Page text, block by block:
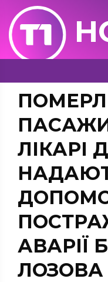
ЛІКАРІ
АВАРІЇ
ЛОЗОВА